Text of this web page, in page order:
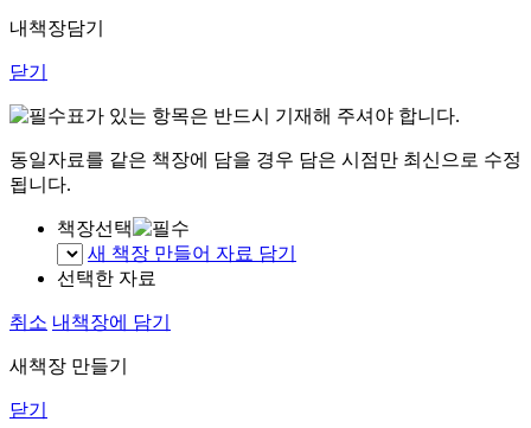
내책장담기
닫기
표가 있는 항목은 반드시 기재해 주셔야 합니다.
동일자료를 같은 책장에 담을 경우 담은 시점만 최신으로 수정
됩니다.
책장선택
새 책장 만들어 자료 담기
선택한 자료
취소 내책장에 담기
새책장 만들기
닫기